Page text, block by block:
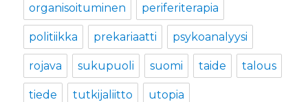
organisoituminen periferiterapia
politiikka prekariaatti psykoanalyysi
rojava sukupuoli suomi taide talous
tiede tutkijaliitto utopia